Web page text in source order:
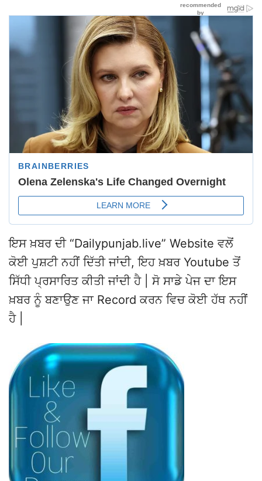
ਇਸ ਖ਼ਬਰ ਦੀ “Dailypunjab.live” Website ਵਲੋਂ
ਕੋਈ ਪੁਸ਼ਟੀ ਨਹੀਂ ਦਿੱਤੀ ਜਾਂਦੀ, ਇਹ ਖ਼ਬਰ Youtube ਤੋਂ
ਸਿੱਧੀ ਪ੍ਰਸਾਰਿਤ ਕੀਤੀ ਜਾਂਦੀ ਹੈ | ਸੋ ਸਾਡੇ ਪੇਜ ਦਾ ਇਸ
ਖ਼ਬਰ ਨੂੰ ਬਣਾਉਣ ਜਾ Record ਕਰਨ ਵਿਚ ਕੋਈ ਹੱਥ ਨਹੀਂ
ਹੈ |